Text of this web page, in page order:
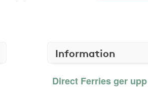
Information
Direct Ferries ger